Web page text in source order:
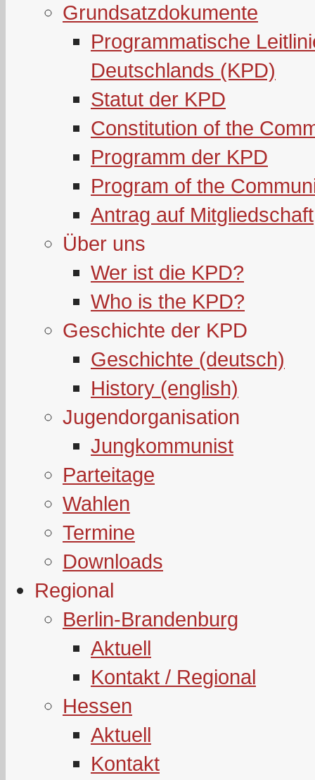
Grundsatzdokumente
Programmatische
Deutschlands (KPD)
Statut der KPD
Constitution of the
Programm der KPD
Program of the
Antrag auf Mitgliedschaft
Über uns
Wer ist die KPD?
Who is the KPD?
Geschichte der KPD
Geschichte (deutsch)
History (english)
Jugendorganisation
Jungkommunist
Parteitage
Wahlen
Termine
Downloads
Regional
Berlin-Brandenburg
Aktuell
Kontakt / Regional
Hessen
Aktuell
Kontakt